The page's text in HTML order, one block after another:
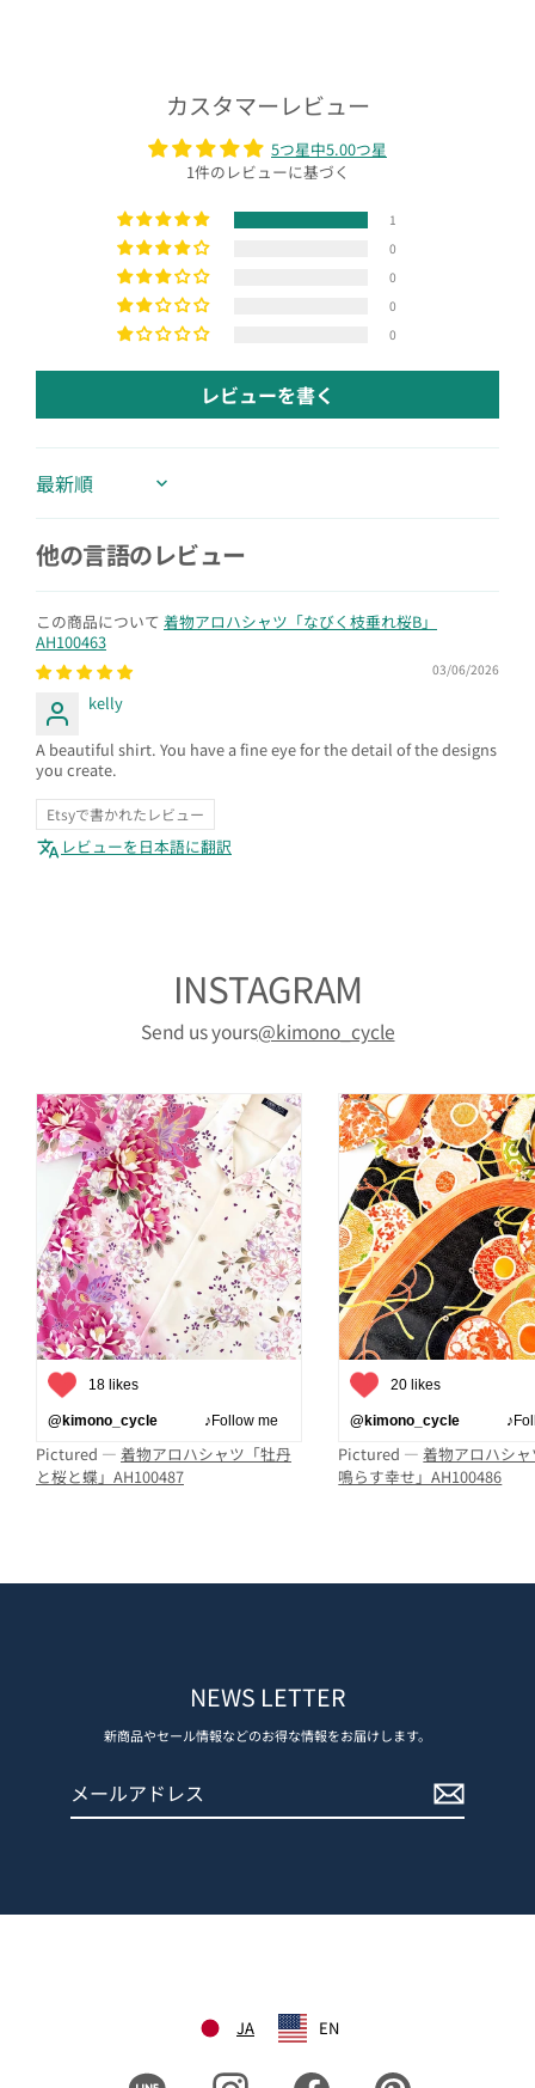
カスタマーレビュー
5つ星中5.00つ星
1件のレビューに基づく
1
0
0
0
0
レビューを書く
Sort by
他の言語のレビュー
着物アロハシャツ「なびく枝垂れ桜B」
AH100463
03/06/2026
kelly
A beautiful shirt. You have a fine eye for the detail of the designs
you create.
Etsyで書かれたレビュー
レビューを日本語に翻訳
INSTAGRAM
Send us yours@kimono_cycle
18 likes
@kimono_cycle ♪Follow me
Pictured — 着物アロハシャツ「牡丹
と桜と蝶」AH100487
20 likes
@kimono_cycle
Pictured —着物アロハシ
鳴らす幸せ」AH100486
NEWS LETTER
新商品やセール情報などのお得な情報をお届けします。
JA EN
Instagram Facebook